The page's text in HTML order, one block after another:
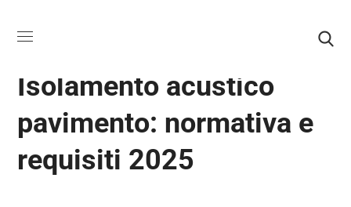
ROTOLI IN GOMMA ACUSTICA
Isolamento acustico
pavimento: normativa e
requisiti 2025